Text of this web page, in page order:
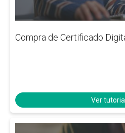
Compra de Certificado
Ver tutorial